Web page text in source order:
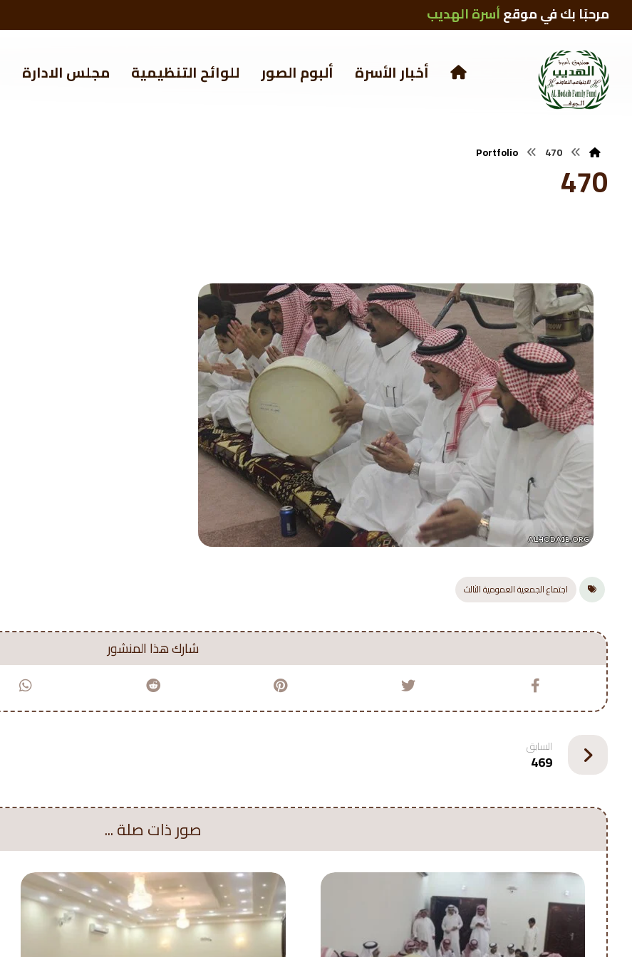
مرحبًا بك في موقعأسرة الهديب
أخبار الأسرة ألبوم الصور للوائح التنظيمية مجلس الادارة
Portfolio 470
470
اجتماع الجمعية العمومية الثالث
السابق
469
صور ذات صلة ...